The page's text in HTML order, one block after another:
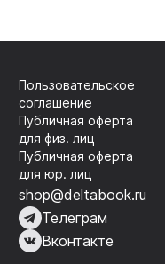
Пользовательское
соглашение
Публичная оферта
для физ. лиц
Публичная оферта
для юр. лиц
shop@deltabook.ru
Телеграм
Вконтакте